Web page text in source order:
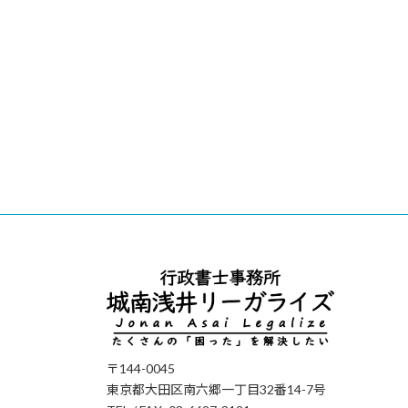
〒144-0045
東京都大田区南六郷一丁目32番14-7号